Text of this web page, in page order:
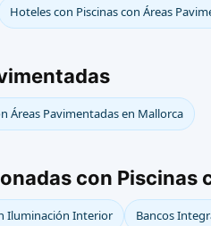
Hoteles con Piscinas con Áreas
Áreas Pavimentadas en Mallorca
con Piscinas
Iluminación Interior Bancos